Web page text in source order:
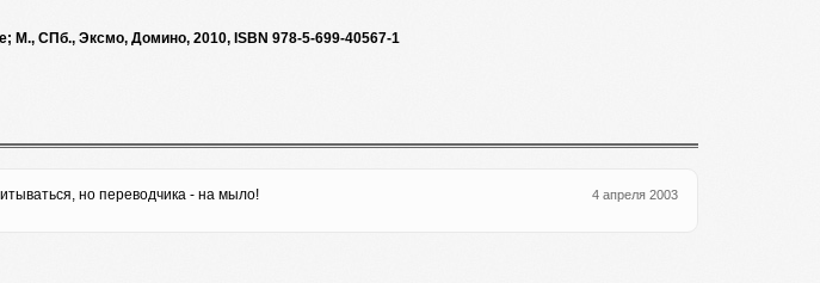
М., СПб., Эксмо, Домино, 2010, ISBN 978-5-699-40567-1
4 апреля 2003
но переводчика - на мыло!